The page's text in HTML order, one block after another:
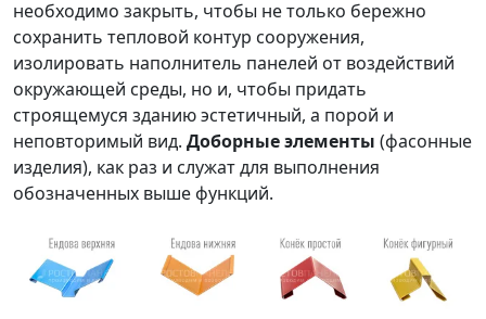
необходимо закрыть, чтобы не только бережно
сохранить тепловой контур сооружения,
изолировать наполнитель панелей от воздействий
окружающей среды, но и, чтобы придать
строящемуся зданию эстетичный, а порой и
неповторимый вид. Доборные элементы (фасонные
изделия), как раз и служат для выполнения
обозначенных выше функций.